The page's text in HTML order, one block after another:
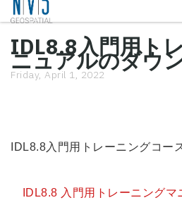
IDL8.8入門用ト
ニュアルのダウ
Friday, April 1, 2022
IDL8.8入門用トレーニングコー
IDL8.8 入門用トレーニングマ